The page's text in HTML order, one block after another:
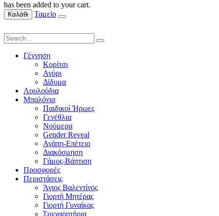
has been added to your cart.
Καλάθι Ταμείο
Γέννηση
Κορίτσι
Αγόρι
Δίδυμα
Λουλούδια
Μπαλόνια
Παιδικοί Ήρωες
Γενέθλια
Νούμερα
Gender Reveal
Αγάπη-Επέτειο
Διακόσμηση
Γάμος-Βάπτιση
Προσφορές
Περιστάσεις
Άγιος Βαλεντίνος
Γιορτή Μητέρας
Γιορτή Γυναίκας
Συγχαρητήρια